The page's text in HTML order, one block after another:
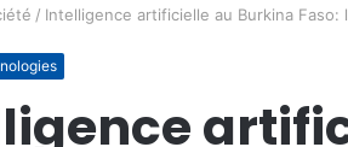
/ Intelligence artificielle au Burkina Faso: